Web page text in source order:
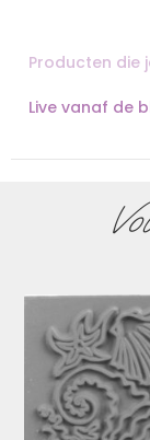
Producten die
Live vanaf de